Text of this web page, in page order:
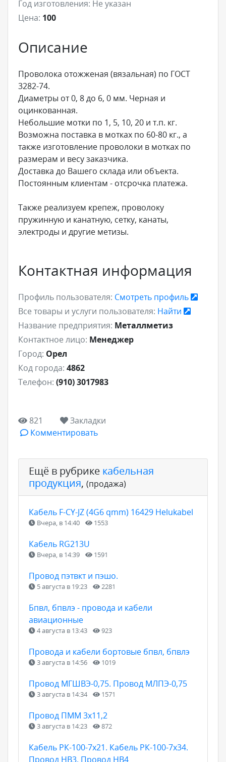
Год изготовления: Не указан
Цена: 100
Описание
Проволока отожженая (вязальная) по ГОСТ
3282-74.
Диаметры от 0, 8 до 6, 0 мм. Черная и
оцинкованная.
Небольшие мотки по 1, 5, 10, 20 и т.п. кг.
Возможна поставка в мотках по 60-80 кг., а
также изготовление проволоки в мотках по
размерам и весу заказчика.
Доставка до Вашего склада или объекта.
Постоянным клиентам - отсрочка платежа.
Также реализуем крепеж, проволоку
пружинную и канатную, сетку, канаты,
электроды и другие метизы.
Контактная информация
Профиль пользователя: Смотреть профиль
Все товары и услуги пользователя: Найти
Название предприятия: Металлметиз
Контактное лицо: Менеджер
Город: Орел
Код города: 4862
Телефон: (910) 3017983
821
Закладки
Комментировать
Ещё в рубрике кабельная
продукция, (продажа)
Кабель F-CY-JZ (4G6 qmm) 16429 Helukabel
Вчера, в 14:40 1553
Кабель RG213U
Вчера, в 14:39 1591
Провод пэтвкт и пэшо.
5 августа в 19:23 2281
Бпвл, бпвлэ - провода и кабели
авиационные
4 августа в 13:43 923
Провода и кабели бортовые бпвл, бпвлэ
3 августа в 14:56 1019
Провод МГШВЭ-0,75. Провод МЛПЭ-0,75
3 августа в 14:34 1571
Провод ПММ 3х11,2
3 августа в 14:23 872
Кабель РК-100-7х21. Кабель РК-100-7х34.
Провод НВ3. Провод НВ4